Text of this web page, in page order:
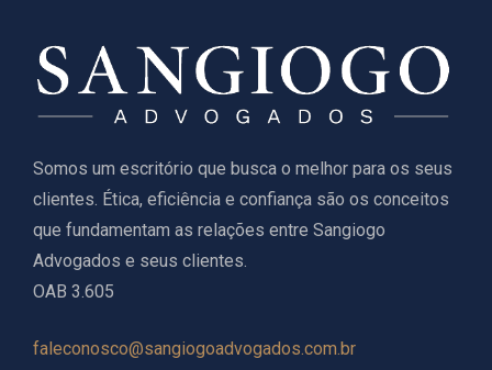
Somos um escritório que busca o melhor para os seus
clientes. Ética, eficiência e confiança são os conceitos
que fundamentam as relações entre Sangiogo
Advogados e seus clientes.
OAB 3.605
faleconosco@sangiogoadvogados.com.br